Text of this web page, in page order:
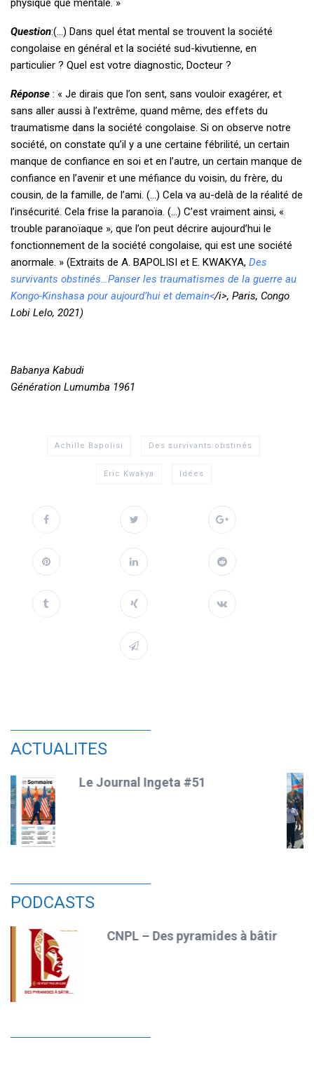
physique que mentale. »
Question:(…) Dans quel état mental se trouvent la société
congolaise en général et la société sud-kivutienne, en
particulier ? Quel est votre diagnostic, Docteur ?
Réponse : « Je dirais que l’on sent, sans vouloir exagérer, et
sans aller aussi à l’extrême, quand même, des effets du
traumatisme dans la société congolaise. Si on observe notre
société, on constate qu’il y a une certaine fébrilité, un certain
manque de confiance en soi et en l’autre, un certain manque de
confiance en l’avenir et une méfiance du voisin, du frère, du
cousin, de la famille, de l’ami. (…) Cela va au-delà de la réalité de
l’insécurité. Cela frise la paranoïa. (…) C’est vraiment ainsi, «
trouble paranoïaque », que l’on peut décrire aujourd’hui le
fonctionnement de la société congolaise, qui est une société
anormale. » (Extraits de A. BAPOLISI et E. KWAKYA, Des
survivants obstinés…Panser les traumatismes de la guerre au
Kongo-Kinshasa pour aujourd’hui et demain</i>, Paris, Congo
Lobi Lelo, 2021)
Babanya Kabudi
Génération Lumumba 1961
Achille Bapolisi Des survivants obstinés
Eric Kwakya Idées
ACTUALITES
Le jour d’après…
PODCASTS
CNPL – Ronaldo,